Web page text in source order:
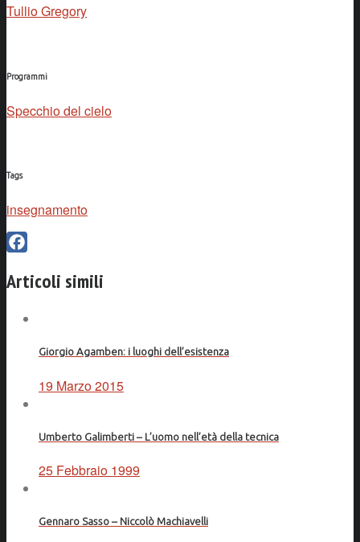
Tullio Gregory
Programmi
Specchio del cielo
Tags
insegnamento
Articoli simili
Giorgio Agamben: i luoghi dell’esistenza
19 Marzo 2015
Umberto Galimberti – L’uomo nell’età della tecnica
25 Febbraio 1999
Gennaro Sasso – Niccolò Machiavelli